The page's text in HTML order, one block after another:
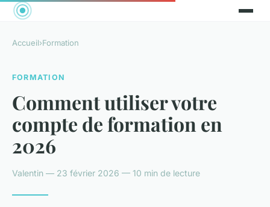
Accueil›Formation
FORMATION
Comment utiliser votre
compte de formation en
2026
Valentin — 23 février 2026 — 10 min de lecture